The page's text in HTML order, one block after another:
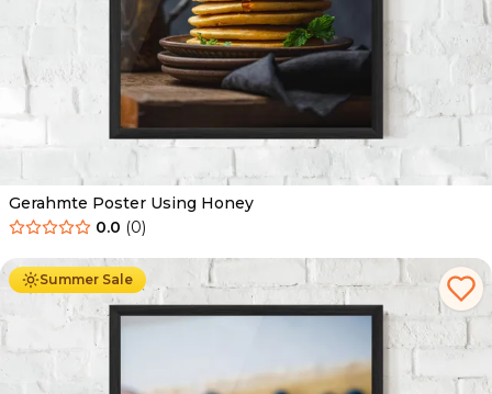
Gerahmte Poster Using Honey
0.0 (0)
Summer Sale
Ab 49.90 € 29.90